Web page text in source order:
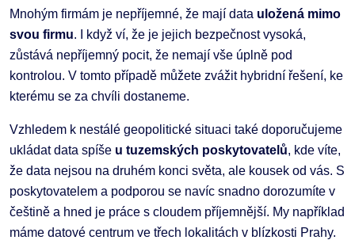
Mnohým firmám je nepříjemné, že mají data uložená mimo
svou firmu. I když ví, že je jejich bezpečnost vysoká,
zůstává nepříjemný pocit, že nemají vše úplně pod
kontrolou. V tomto případě můžete zvážit hybridní řešení, ke
kterému se za chvíli dostaneme.
Vzhledem k nestálé geopolitické situaci také doporučujeme
ukládat data spíše u tuzemských poskytovatelů, kde víte,
že data nejsou na druhém konci světa, ale kousek od vás. S
poskytovatelem a podporou se navíc snadno dorozumíte v
češtině a hned je práce s cloudem příjemnější. My například
máme datové centrum ve třech lokalitách v blízkosti Prahy.